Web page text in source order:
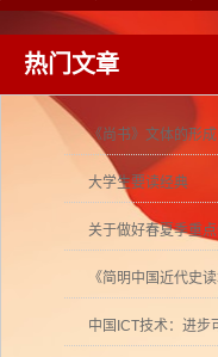
热门文章
《尚书》文体的形成
大学生要读经典